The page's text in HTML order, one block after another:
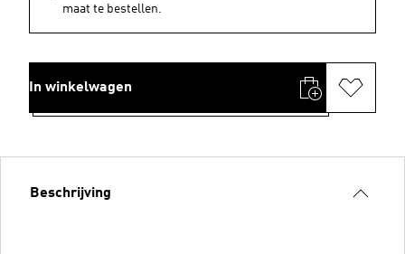
maat te bestellen.
In winkelwagen
Beschrijving